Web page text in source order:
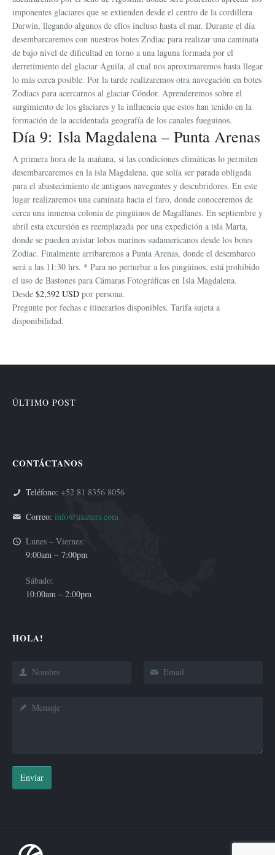
imponentes glaciares que se extienden desde el centro de la cordillera
Darwin, llegando algunos de ellos incluso hasta el mar. Durante el día
desembarcaremos con nuestros botes Zodiac para realizar una caminata
de bajo nivel de dificultad en torno a una laguna formada por el
derretimiento del glaciar Águila, al cual nos aproximaremos hasta llegar
lo más cerca posible. Por la tarde realizaremos otra navegación en botes
Zodiacs para acercarnos al glaciar Cóndor. Aprenderemos sobre el
surgimiento de los glaciares y la influencia que estos han tenido en la
formación de la accidentada geografía de los canales fueguinos.
Día 9: Isla Magdalena – Punta Arenas
A primera hora de la mañana, si las condiciones climáticas lo permiten
desembarcaremos en la isla Magdalena, que solía ser parada obligada
para el abastecimiento de antiguos navegantes y descubridores. En este
lugar realizaremos una caminata hacia el faro, donde conoceremos de
cerca una inmensa colonia de pingüinos de Magallanes. En septiembre y
abril esta excursión es reemplazada por una expedición a isla Marta,
donde se pueden avistar lobos marinos sudamericanos desde los botes
Zodiac. Finalmente arribaremos a Punta Arenas, donde el desembarco
será a las 11:30 hrs. * Para no perturbar a los pingüinos, está prohibido
el uso de Bastones para Cámaras Fotográficas en Isla Magdalena.
Desde $2,592 USD por persona.
Pregunte por fechas e itinerarios disponibles. Tarifa sujeta a
disponibilidad.
ÚLTIMO POST
CONTÁCTANOS
Teléfono: +52 81 8356 8056
Correo: info@tiketers.com
Lunes – Viernes:
9:00am – 7:00pm
Sábado:
10:00am – 2:00pm
HOLA!
Enviar